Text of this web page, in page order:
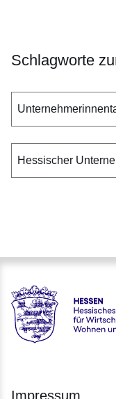
Schlagworte
Hessischer
Hessen -
Impressum